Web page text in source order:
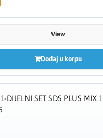
View
Dodaj u korpu